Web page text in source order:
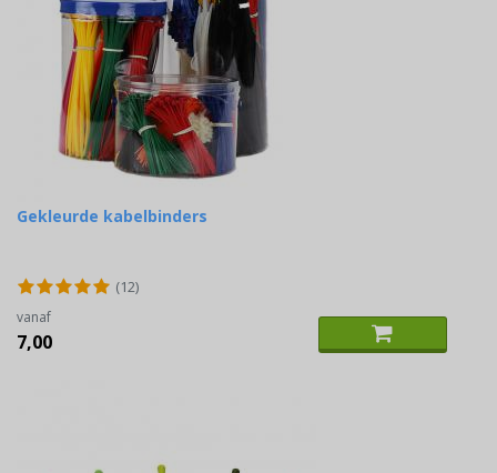
Gekleurde kabelbinders
(12)
vanaf
7,00